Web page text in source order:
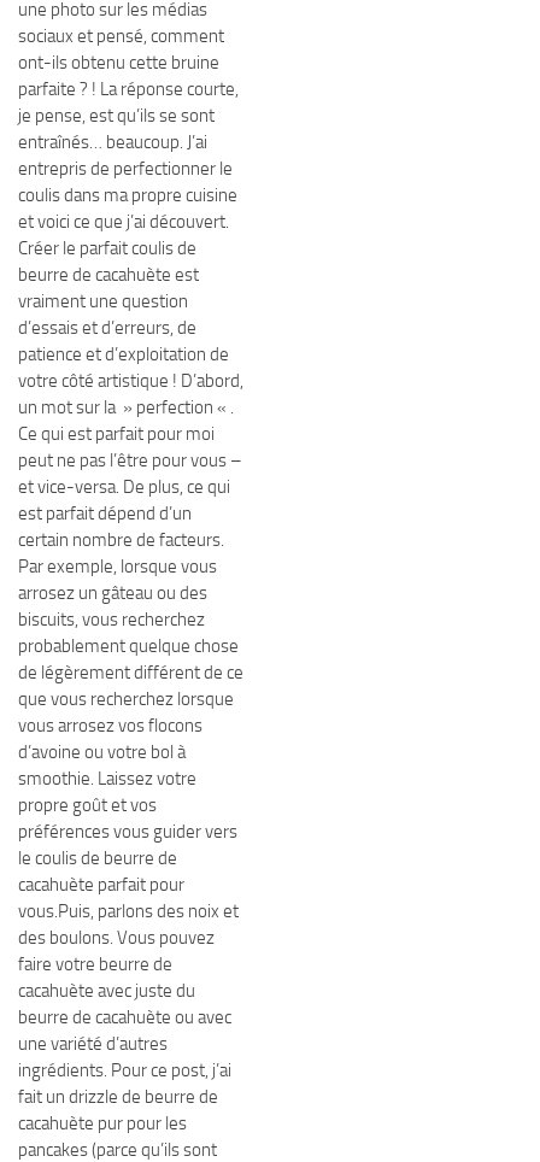
une photo sur les médias
sociaux et pensé, comment
ont-ils obtenu cette bruine
parfaite ? ! La réponse courte,
je pense, est qu’ils se sont
entraînés… beaucoup. J’ai
entrepris de perfectionner le
coulis dans ma propre cuisine
et voici ce que j’ai découvert.
Créer le parfait coulis de
beurre de cacahuète est
vraiment une question
d’essais et d’erreurs, de
patience et d’exploitation de
votre côté artistique ! D’abord,
un mot sur la » perfection « .
Ce qui est parfait pour moi
peut ne pas l’être pour vous –
et vice-versa. De plus, ce qui
est parfait dépend d’un
certain nombre de facteurs.
Par exemple, lorsque vous
arrosez un gâteau ou des
biscuits, vous recherchez
probablement quelque chose
de légèrement différent de ce
que vous recherchez lorsque
vous arrosez vos flocons
d’avoine ou votre bol à
smoothie. Laissez votre
propre goût et vos
préférences vous guider vers
le coulis de beurre de
cacahuète parfait pour
vous.Puis, parlons des noix et
des boulons. Vous pouvez
faire votre beurre de
cacahuète avec juste du
beurre de cacahuète ou avec
une variété d’autres
ingrédients. Pour ce post, j’ai
fait un drizzle de beurre de
cacahuète pur pour les
pancakes (parce qu’ils sont